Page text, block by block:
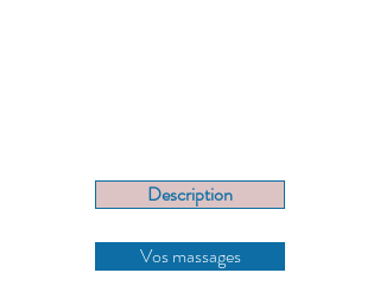
Description
Vos massages